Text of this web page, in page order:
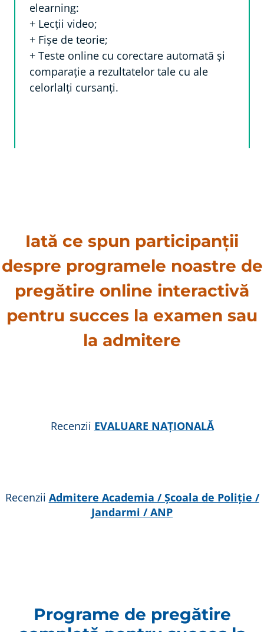
elearning:
+ Lecții video;
+ Fișe de teorie;
+ Teste online cu corectare automată și
comparație a rezultatelor tale cu ale
celorlalți cursanți.
Iată ce spun participanții
despre programele noastre de
pregătire online interactivă
pentru succes la examen sau
la admitere
Recenzii EVALUARE NAȚIONALĂ
Recenzii Admitere Academia / Școala de Poliție /
Jandarmi / ANP
Programe de pregătire